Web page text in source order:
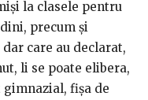
la clasele pentru
precum și
care au declarat,
li se poate elibera,
fișa de